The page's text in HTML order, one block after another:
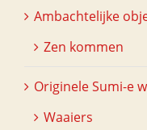
Ambachtelijke
Zen kommen
Originele Sumi-e
Waaiers